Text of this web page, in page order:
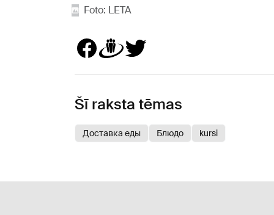
Foto: LETA
Šī raksta tēmas
Доставка еды Блюдо kursi